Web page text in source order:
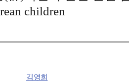
children
김영희